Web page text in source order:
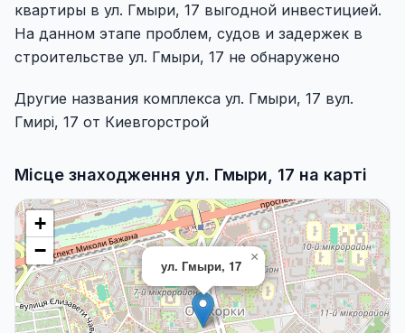
квартиры в ул. Гмыри, 17 выгодной инвестицией.
На данном этапе проблем, судов и задержек в
строительстве ул. Гмыри, 17 не обнаружено
Другие названия комплекса ул. Гмыри, 17 вул.
Гмирі, 17 от Киевгорстрой
Місце знаходження ул. Гмыри, 17 на карті
ул. Гмыри, 17
×
+
−